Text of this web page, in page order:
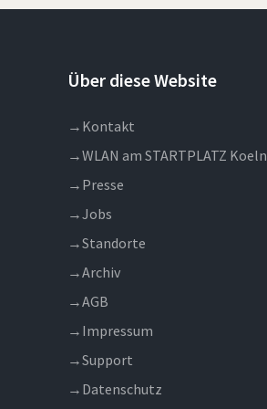
Über diese Website
→ Kontakt
→WLAN am STARTPLATZ Koeln
→ Presse
→Jobs
→Standorte
→Archiv
→AGB
→ Impressum
→Support
→ Datenschutz